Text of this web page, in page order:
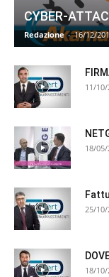
CYBER-
Redazione - 16/12/
11/
18/
25/10/
18/